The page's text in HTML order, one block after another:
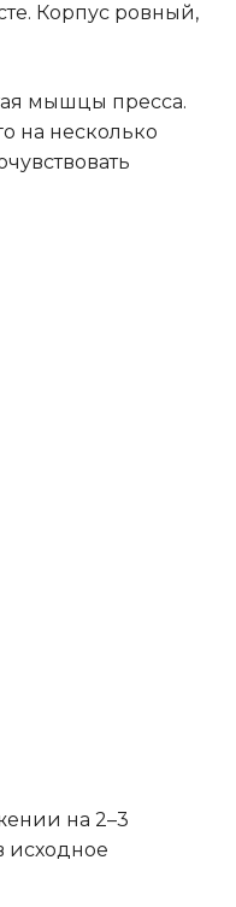
Корпус ровный,
мышцы пресса.
на несколько
на 2–3
исходное